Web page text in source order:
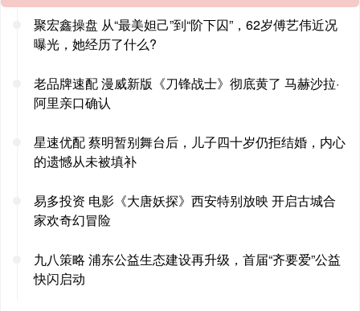
聚宏鑫操盘 从“最美妲己”到“阶下囚”，62岁傅艺伟近况
曝光，她经历了什么?
老品牌速配 漫威新版《刀锋战士》彻底黄了 马赫沙拉·
阿里亲口确认
星速优配 蔡明暂别舞台后，儿子四十岁仍拒结婚，内心
的遗憾从未被填补
易多投资 电影《大唐妖探》西安特别放映 开启古城合
家欢奇幻冒险
九八策略 浦东公益生态建设再升级，首届“齐要爱”公益
快闪启动